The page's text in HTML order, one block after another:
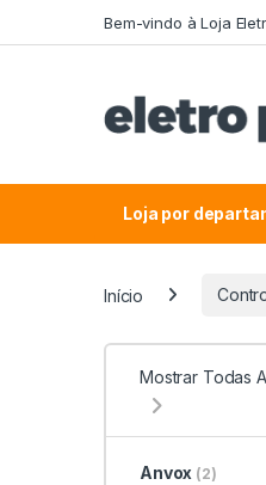
Bem-vindo à Loja
Loja por
Início
Mostrar Todas
Anvox (2)